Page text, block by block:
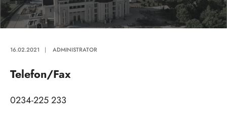
16.02.2021 | ADMINISTRATOR
Telefon/Fax
0234-225 233